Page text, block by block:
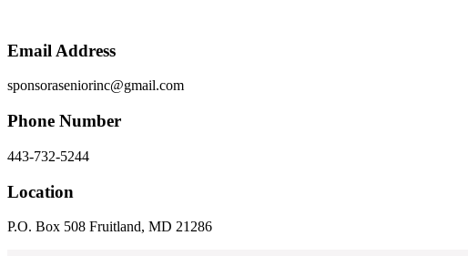
Email Address
sponsoraseniorinc@gmail.com
Phone Number
443-732-5244
Location
P.O. Box 508 Fruitland, MD 21286